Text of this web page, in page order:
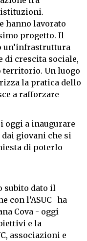
istituzioni.
hanno lavorato
progetto. Il
un’infrastruttura
di crescita sociale,
territorio. Un luogo
la pratica dello
a rafforzare
oggi a inaugurare
giovani che si
di poterlo
subito dato il
con l’ASUC -ha
Cova - oggi
e la
associazioni e